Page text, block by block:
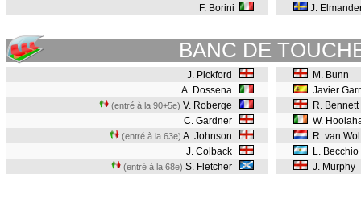
F. Borini
J.
BANC DE
J. Pickford
A. Dossena
(entré à la 90+5e) V. Roberge
C. Gardner
(entré à la 63e) A. Johnson
J. Colback
(entré à la 68e) S. Fletcher
M. Bunn
Javier
R. Bennett
W.
R. van
L. Becchio
J. Murphy